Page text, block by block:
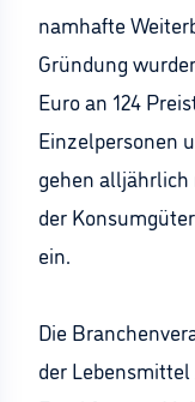
namhafte
Gründung
Euro an 124
Einzelpersonen
gehen alljährlich
der
ein.
Die
der